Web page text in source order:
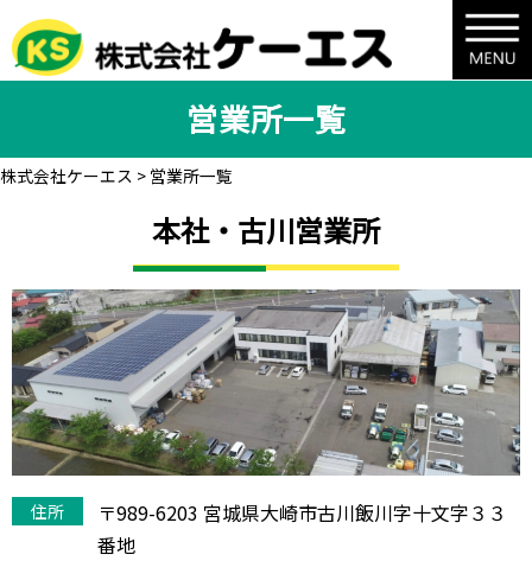
営業所一覧
株式会社ケーエス > 営業所一覧
本社・古川営業所
住所
〒989-6203 宮城県大崎市古川飯川字十文字３３
番地